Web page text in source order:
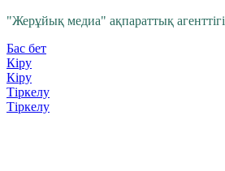
"Жерұйық медиа" ақпараттық агенттігі
Бас бет
Кіру
Кіру
Тіркелу
Тіркелу